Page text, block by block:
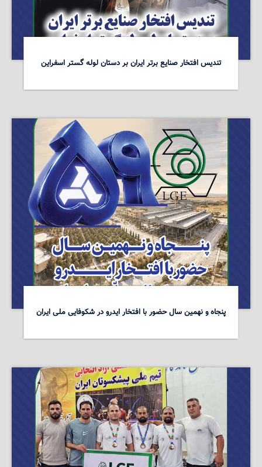
تندیس افتخار صنایع برتر ایران بر دستان لوله گستر اسفراین
پنجاه و نهمین سال حضور با افتخار ایدرو در شکوفایی ملی ایران